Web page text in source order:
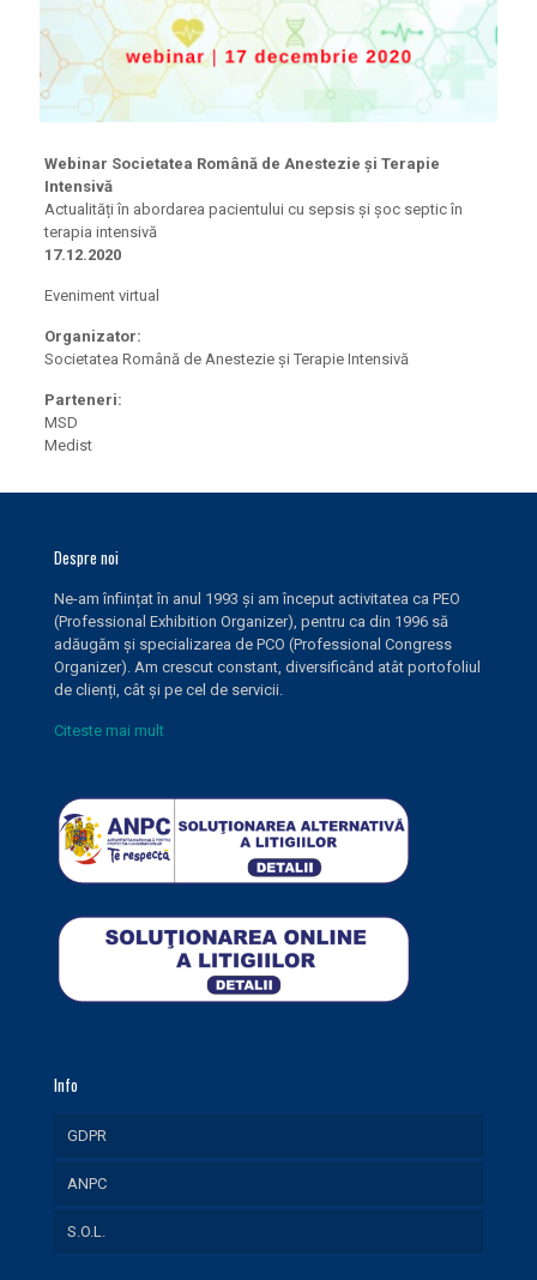
Webinar Societatea Română de Anestezie și Terapie
Intensivă
Actualități în abordarea pacientului cu sepsis și șoc septic în
terapia intensivă
17.12.2020
Eveniment virtual
Organizator:
Societatea Română de Anestezie și Terapie Intensivă
Parteneri:
MSD
Medist
Despre noi
Ne-am înființat în anul 1993 și am început activitatea ca PEO
(Professional Exhibition Organizer), pentru ca din 1996 să
adăugăm și specializarea de PCO (Professional Congress
Organizer). Am crescut constant, diversificând atât portofoliul
de clienți, cât și pe cel de servicii.
Citeste mai mult
Info
GDPR
ANPC
S.O.L.